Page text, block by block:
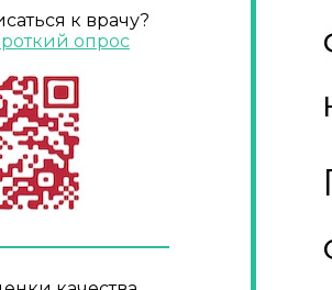
к врачу?
опрос